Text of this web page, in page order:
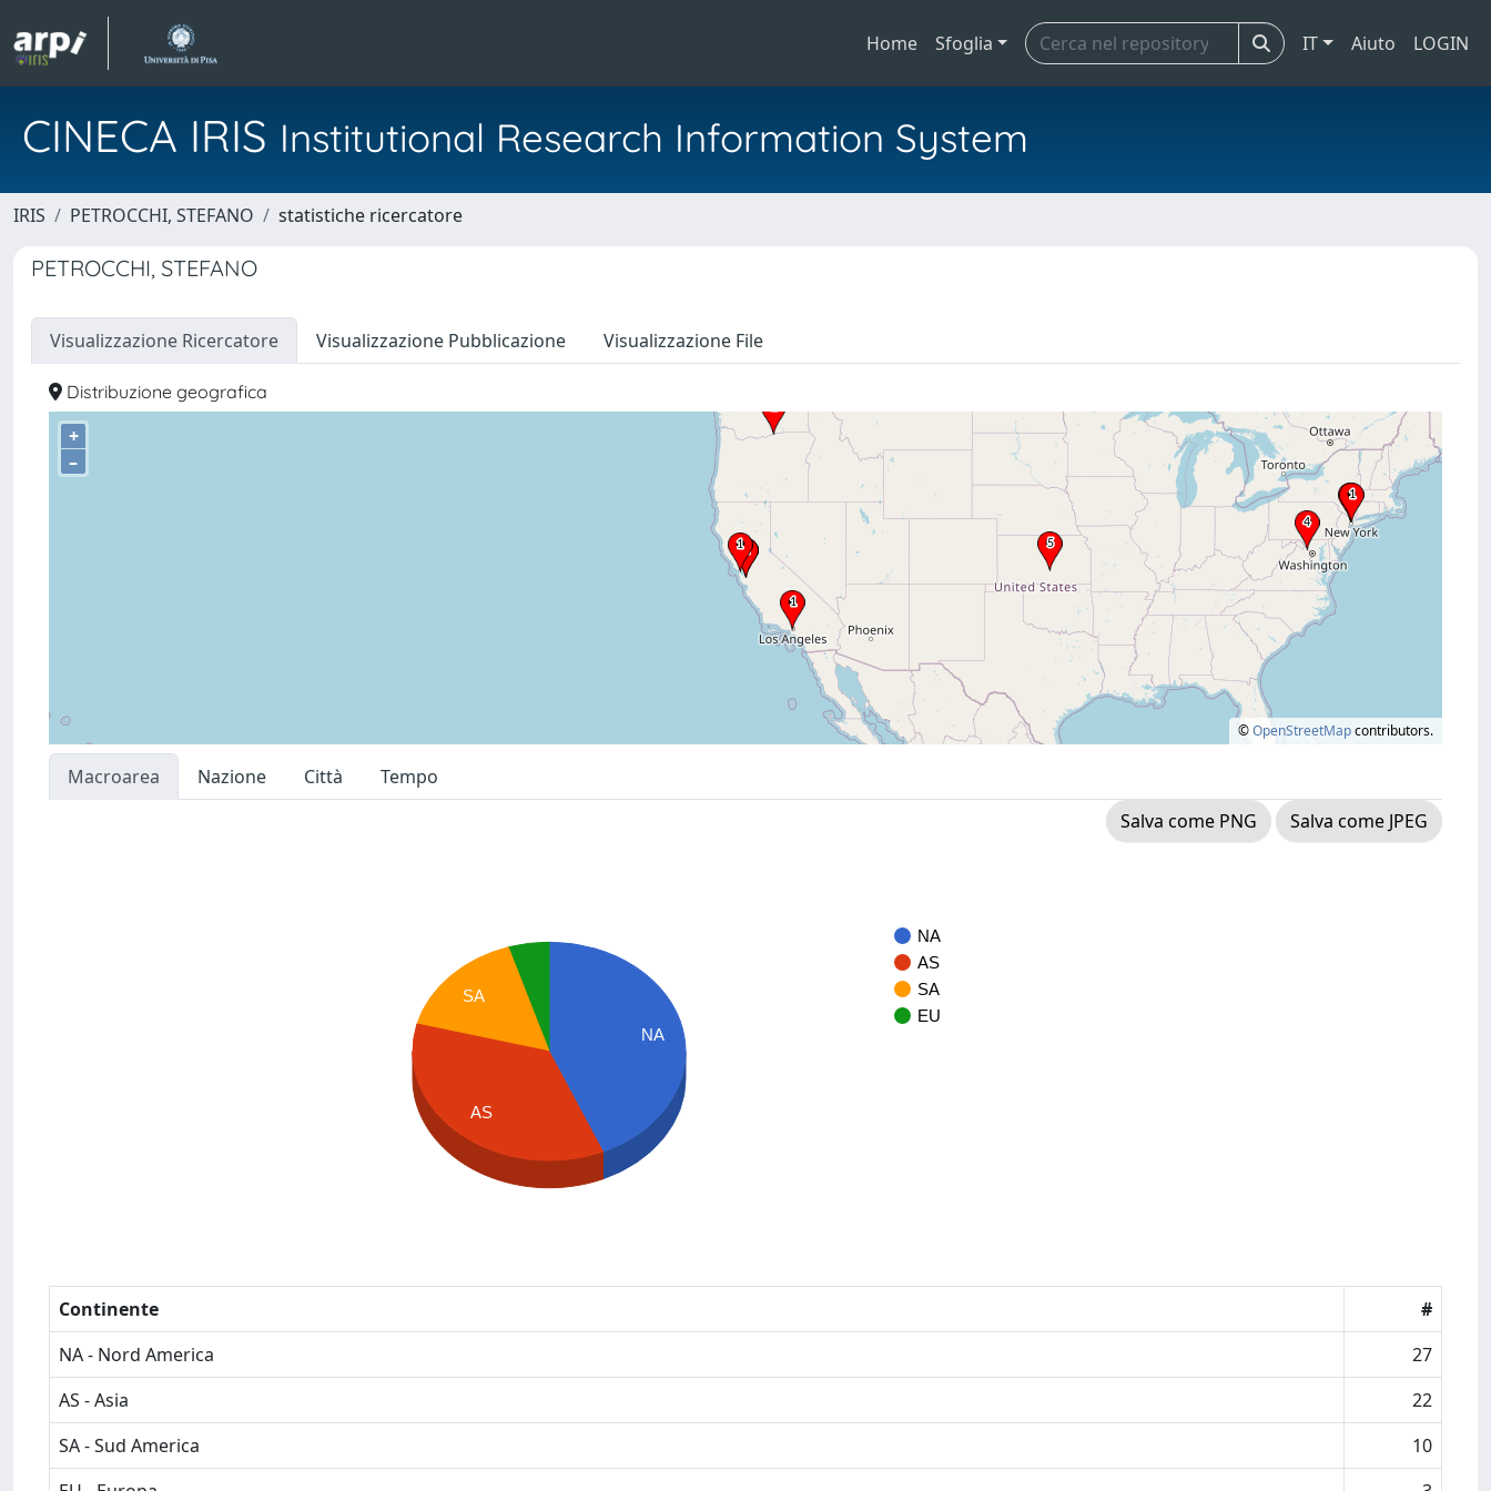
Home Sfoglia IT Aiuto LOGIN
CINECA IRIS Institutional Research Information System
IRIS PETROCCHI, STEFANO statistiche ricercatore
PETROCCHI, STEFANO
Visualizzazione Ricercatore Visualizzazione Pubblicazione Visualizzazione File
Distribuzione geografica
+
–
©OpenStreetMapcontributors.
Macroarea Nazione Città
Tempo
Salva come PNG
Salva come JPEG
NA
AS
SA
EU
NA
SA
AS
Continente
#
NA - Nord America
27
AS - Asia
22
SA - Sud America
10